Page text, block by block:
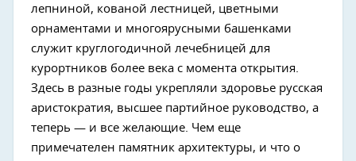
лепниной, кованой лестницей, цветными
орнаментами и многоярусными башенками
служит круглогодичной лечебницей для
курортников более века с момента открытия.
Здесь в разные годы укрепляли здоровье русская
аристократия, высшее партийное руководство, а
теперь — и все желающие. Чем еще
примечателен памятник архитектуры, и что о